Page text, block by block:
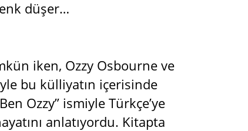
düşer…
iken, Ozzy Osbourne ve
bu külliyatın içerisinde
Ozzy” ismiyle Türkçe’ye
anlatıyordu. Kitapta